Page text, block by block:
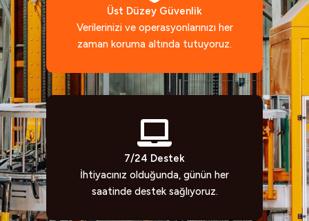
Üst Düzey Güvenlik
Verilerinizi ve operasyonlarınızı her
zaman koruma altında tutuyoruz.
7/24 Destek
İhtiyacınız olduğunda, günün her
saatinde destek sağlıyoruz.